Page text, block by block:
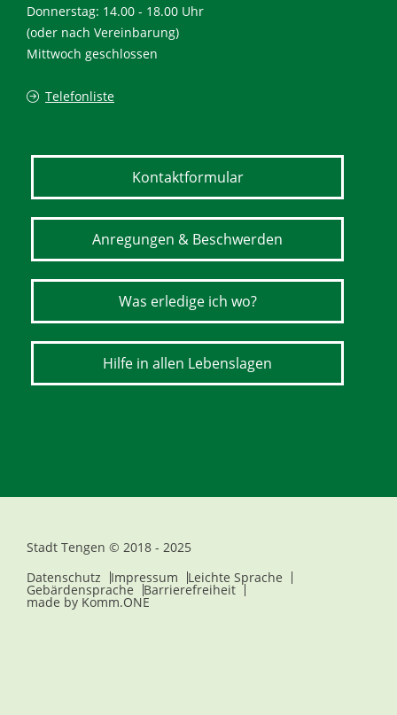
Donnerstag: 14.00 - 18.00 Uhr
(oder nach Vereinbarung)
Mittwoch geschlossen
Telefonliste
Kontaktformular
Anregungen & Beschwerden
Was erledige ich wo?
Hilfe in allen Lebenslagen
Stadt Tengen © 2018 - 2025
Datenschutz
Impressum Leichte Sprache
Gebärdensprache Barrierefreiheit
made by Komm.ONE